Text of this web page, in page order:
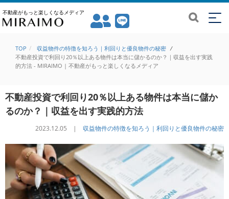
不動産がもっと楽しくなるメディア
TOP 収益物件の特徴を知ろう｜利回りと優良物件の秘密 /
不動産投資で利回り20％以上ある物件は本当に儲かるのか？｜収益を出す実践
的方法 - MIRAIMO | 不動産がもっと楽しくなるメディア
不動産投資で利回り20％以上ある物件は本当に儲か
るのか？｜収益を出す実践的方法
2023.12.05 | 収益物件の特徴を知ろう｜利回りと優良物件の秘密